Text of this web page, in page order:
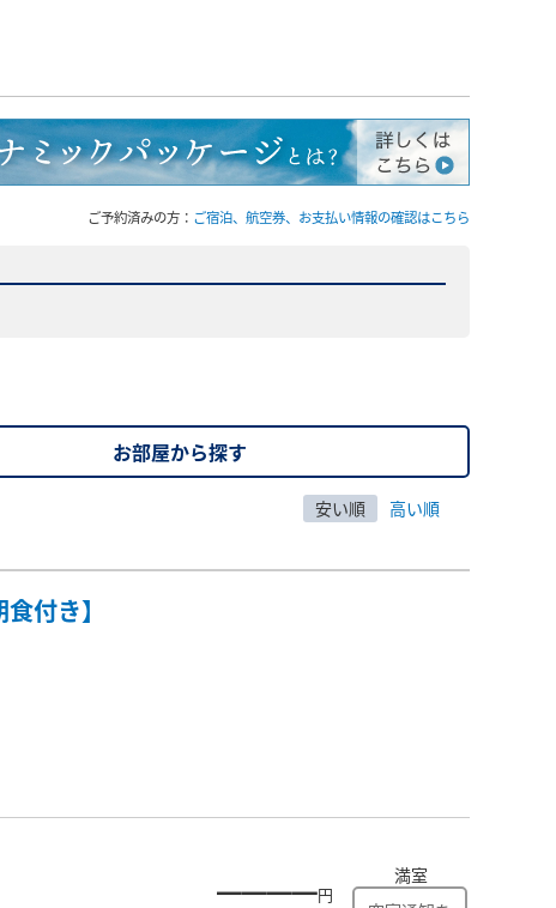
ご予約済みの方： ご宿泊、航空券、お支払い情報の確認はこちら
お部屋から探す
安い順 高い順
付き】
――――円
満室